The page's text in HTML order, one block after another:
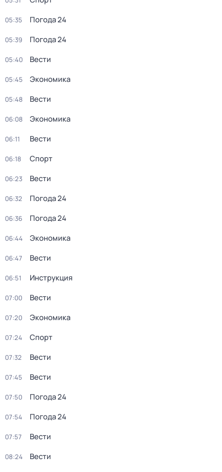
05:35 Погода 24
05:39 Погода 24
05:40 Вести
05:45 Экономика
05:48 Вести
06:08 Экономика
06:11 Вести
06:18 Спорт
06:23 Вести
06:32 Погода 24
06:36 Погода 24
06:44 Экономика
06:47 Вести
06:51 Инструкция
07:00 Вести
07:20 Экономика
07:24 Спорт
07:32 Вести
07:45 Вести
07:50 Погода 24
07:54 Погода 24
07:57 Вести
08:24 Вести